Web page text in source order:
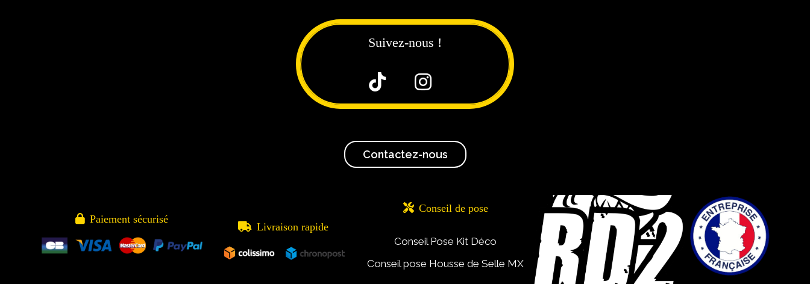
Suivez-nous !
 
Contactez-nous
 Paiement sécurisé
 Livraison rapide
 Conseil de pose
Conseil Pose Kit Déco
Conseil pose Housse de Selle MX